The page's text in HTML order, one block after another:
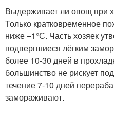
Выдерживает ли овощ при
Только кратковременное
ниже –1°С. Часть хозяек
подвергшиеся лёгким
более 10-30 дней в
большинство не рискует
течение 7-10 дней
замораживают.